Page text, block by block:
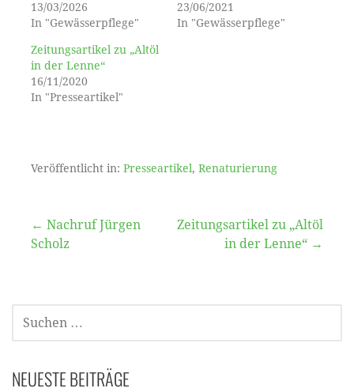
13/03/2026
In "Gewässerpflege"
23/06/2021
In "Gewässerpflege"
Zeitungsartikel zu „Altöl
in der Lenne“
16/11/2020
In "Presseartikel"
Veröffentlicht in: Presseartikel, Renaturierung
Beitragsnavigation
← Nachruf Jürgen
Scholz
Zeitungsartikel zu „Altöl
in der Lenne“ →
SUCHEN
NACH:
NEUESTE BEITRÄGE